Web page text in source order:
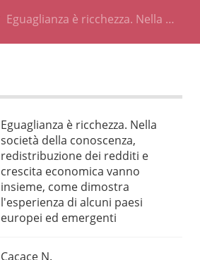
Eguaglianza è ricchezza. Nella …
Eguaglianza è ricchezza. Nella
società della conoscenza,
redistribuzione dei redditi e
crescita economica vanno
insieme, come dimostra
l'esperienza di alcuni paesi
europei ed emergenti
Cacace N.